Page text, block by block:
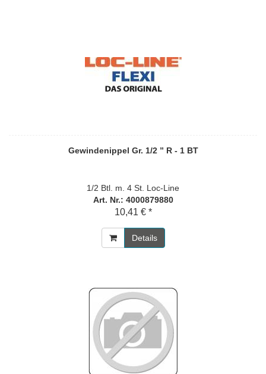
Gewindenippel Gr. 1/2 ” R - 1 BT
1/2 Btl. m. 4 St. Loc-Line
Art. Nr.: 4000879880
10,41 € *
Details